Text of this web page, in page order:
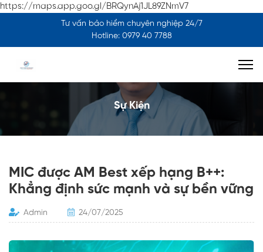
https://maps.app.goo.gl/BRQynAj1JL89ZNmV7
Tư vấn bảo hiểm chuyên nghiệp 24/7
Hotline: 0979 40 7788
Sự Kiện
MIC được AM Best xếp hạng B++:
Khẳng định sức mạnh và sự bền vững
Admin 24/07/2025